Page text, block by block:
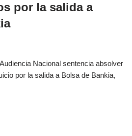
por la salida a
Nacional sentencia absolver
por la salida a Bolsa de Bankia,